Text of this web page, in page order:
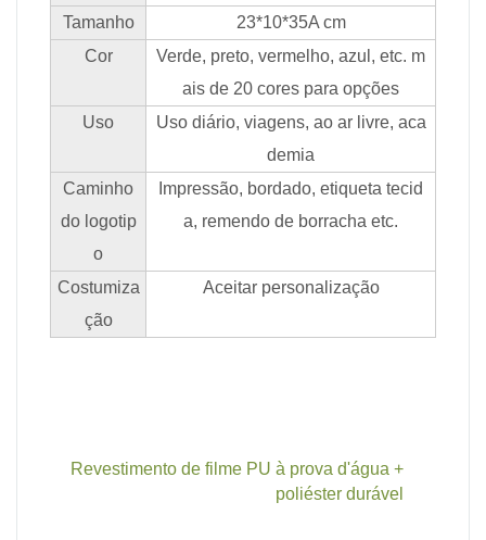
Tamanho
23*10*35A cm
Cor
Verde, preto, vermelho, azul, etc. m
ais de 20 cores para opções
Uso
Uso diário, viagens, ao ar livre, aca
demia
Caminho
do logotip
o
Impressão, bordado, etiqueta tecid
a, remendo de borracha etc.
Costumiza
ção
Aceitar personalização
Revestimento de filme PU à prova d'água +
poliéster durável